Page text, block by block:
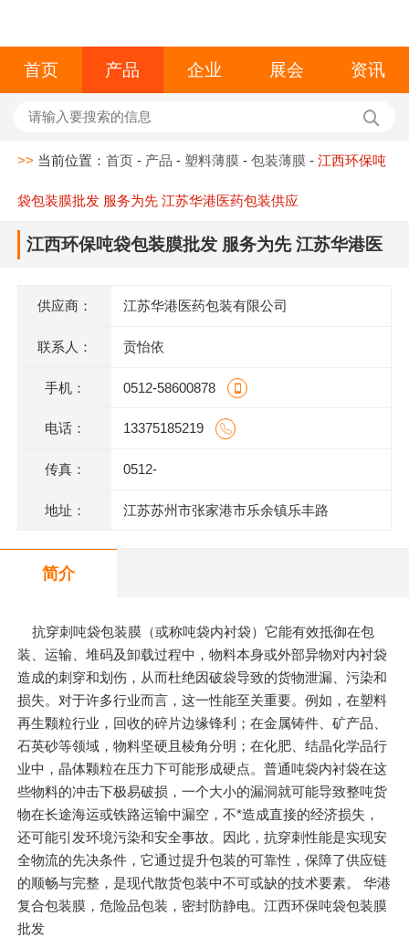
首页 产品 企业 展会 资讯
>> 当前位置：首页 - 产品 - 塑料薄膜 -包装薄膜 -江西环保吨
袋包装膜批发 服务为先 江苏华港医药包装供应
江西环保吨袋包装膜批发 服务为先 江苏华港医
供应商： 江苏华港医药包装有限公司
联系人： 贡怡依
手机： 0512-58600878
电话： 13375185219
传真： 0512-
地址： 江苏苏州市张家港市乐余镇乐丰路
简介
抗穿刺吨袋包装膜（或称吨袋内衬袋）它能有效抵御在包
装、运输、堆码及卸载过程中，物料本身或外部异物对内衬袋
造成的刺穿和划伤，从而杜绝因破袋导致的货物泄漏、污染和
损失。对于许多行业而言，这一性能至关重要。例如，在塑料
再生颗粒行业，回收的碎片边缘锋利；在金属铸件、矿产品、
石英砂等领域，物料坚硬且棱角分明；在化肥、结晶化学品行
业中，晶体颗粒在压力下可能形成硬点。普通吨袋内衬袋在这
些物料的冲击下极易破损，一个大小的漏洞就可能导致整吨货
物在长途海运或铁路运输中漏空，不*造成直接的经济损失，
还可能引发环境污染和安全事故。因此，抗穿刺性能是实现安
全物流的先决条件，它通过提升包装的可靠性，保障了供应链
的顺畅与完整，是现代散货包装中不可或缺的技术要素。 华港
复合包装膜，危险品包装，密封防静电。江西环保吨袋包装膜
批发